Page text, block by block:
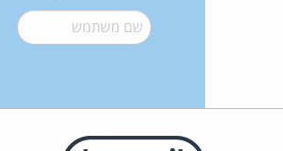
שם משתמש*